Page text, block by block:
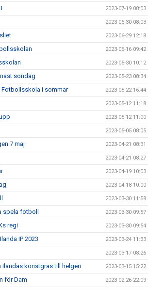
2023-07-19 08:03
2023-06-30 08:03
2023-06-29 12:18
2023-06-16 09:42
2023-05-30 10:12
söndag 2023-05-23 08:34
Fotbollsskola i sommar 2023-05-22 16:44
2023-05-12 11:18
2023-05-12 11:00
2023-05-05 08:05
7 maj 2023-04-21 08:31
2023-04-21 08:27
2023-04-19 10:03
2023-04-18 10:00
2023-03-30 11:58
spela fotboll 2023-03-30 09:57
regi 2023-03-30 09:54
IP 2023 2023-03-24 11:33
2023-03-17 08:26
konstgräs till helgen 2023-03-15 15:22
för Dam 2023-02-26 22:09